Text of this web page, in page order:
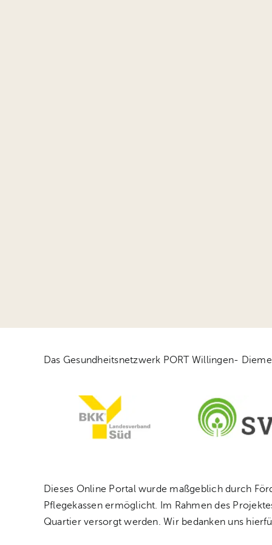
Das Gesundheitsnetzwerk PORT Willingen-
Dieses Online Portal wurde maßgeblich durch
Pflegekassen ermöglicht. Im Rahmen des
Quartier versorgt werden. Wir bedanken uns